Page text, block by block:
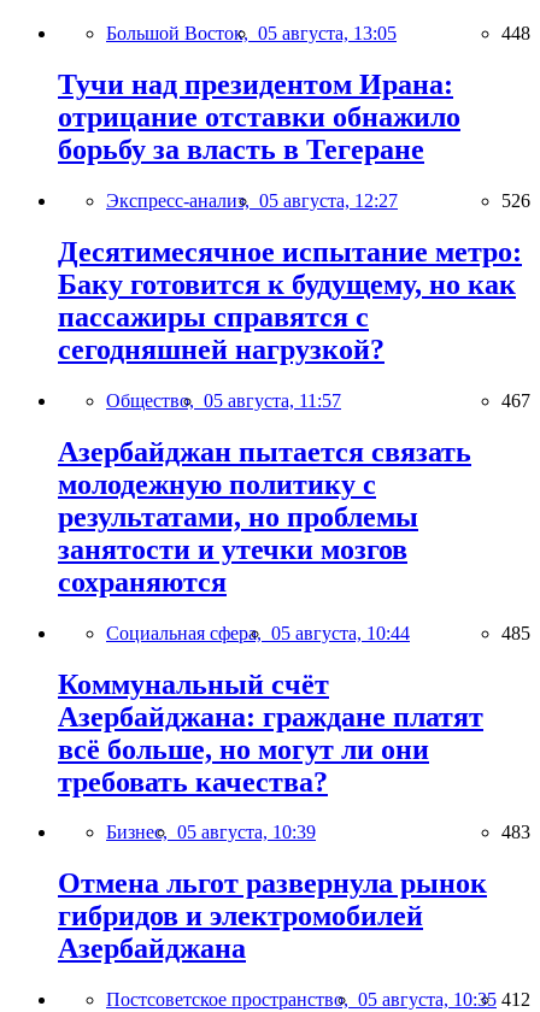
Большой Восток, 05 августа, 13:05 448
Тучи над президентом Ирана:
отрицание отставки обнажило
борьбу за власть в Тегеране
Экспресс-анализ, 05 августа, 12:27 526
Десятимесячное испытание метро:
Баку готовится к будущему, но как
пассажиры справятся с
сегодняшней нагрузкой?
Общество, 05 августа, 11:57 467
Азербайджан пытается связать
молодежную политику с
результатами, но проблемы
занятости и утечки мозгов
сохраняются
Социальная сфера, 05 августа, 10:44 485
Коммунальный счёт
Азербайджана: граждане платят
всё больше, но могут ли они
требовать качества?
Бизнес, 05 августа, 10:39 483
Отмена льгот развернула рынок
гибридов и электромобилей
Азербайджана
Постсоветское пространство, 05 августа, 10:35 412